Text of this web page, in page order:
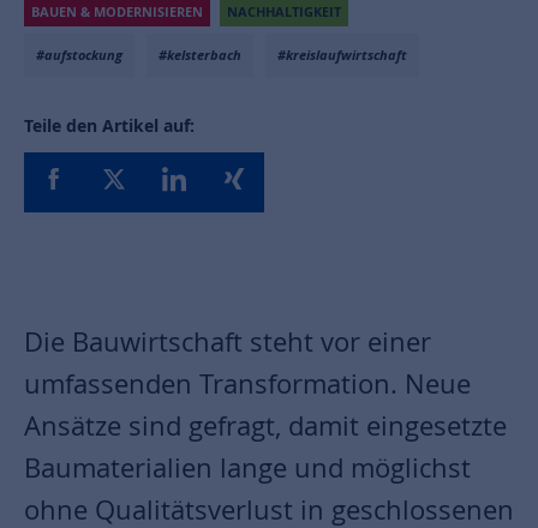
BAUEN & MODERNISIEREN NACHHALTIGKEIT
#aufstockung #kelsterbach #kreislaufwirtschaft
Teile den Artikel auf:
Die Bauwirtschaft steht vor einer
umfassenden Transformation. Neue
Ansätze sind gefragt, damit eingesetzte
Baumaterialien lange und möglichst
ohne Qualitätsverlust in geschlossenen